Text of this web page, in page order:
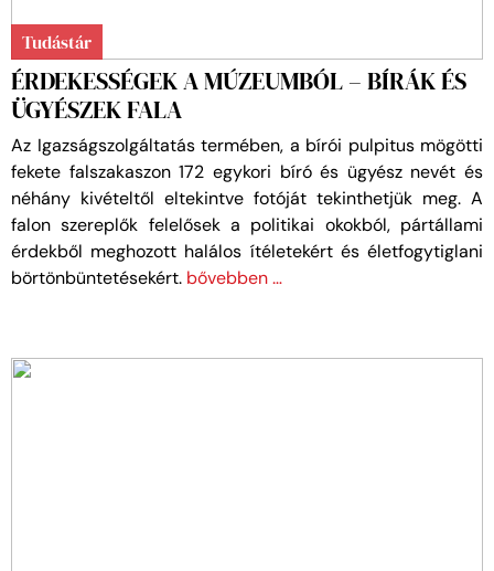
Tudástár
ÉRDEKESSÉGEK A MÚZEUMBÓL – BÍRÁK ÉS
ÜGYÉSZEK FALA
Az Igazságszolgáltatás termében, a bírói pulpitus mögötti
fekete falszakaszon 172 egykori bíró és ügyész nevét és
néhány kivételtől eltekintve fotóját tekinthetjük meg. A
falon szereplők felelősek a politikai okokból, pártállami
érdekből meghozott halálos ítéletekért és életfogytiglani
börtönbüntetésekért. bővebben …